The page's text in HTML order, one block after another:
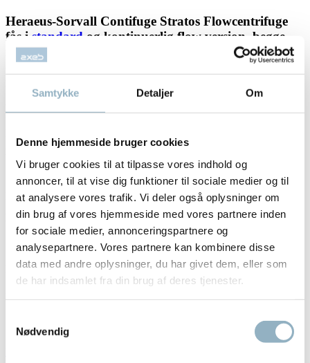
Samtykke Detaljer Om
Denne hjemmeside bruger cookies
Vi bruger cookies til at tilpasse vores indhold og
annoncer, til at vise dig funktioner til sociale medier og til
at analysere vores trafik. Vi deler også oplysninger om
din brug af vores hjemmeside med vores partnere inden
for sociale medier, annonceringspartnere og
analysepartnere. Vores partnere kan kombinere disse
data med andre oplysninger, du har givet dem, eller som
de har indsamlet fra din brug af deres tjenester.
Nødvendig
Heraeus-Sorvall Contifuge Stratos Flowcentrifuge
fås i standard og kontinuerlig flow version, begge
med køling og avancerede intelligente teknologier,
der fjerner ubalancer, forenkle driften og sikre
instrument liv. Høje g-kræfter for hurtigere separationer over en
bredere vifte af applikationer
Heraeus Contifuge Stratos leverer hurtighed og fleksibilitet for
pålidelige separationer – alt sammen i en kompakt centrifuge
Kontinuerlig Ubalance Tolerance Beskytter Prøver
• Patenteret system registrerer prøve tab under bremsning
• Identificerer rotor installation
• Tillader øje afbalancering af rør til at fremskynde
prøveforberedelse
• Easy-kontrolpanel er intuitiv og enkel at navigere
• Pre-temp program til hurtig afkøling